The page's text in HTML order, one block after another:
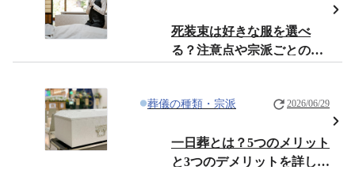
死装束は好きな服を選べ
る？注意点や宗派ごとの違
葬儀の種類・宗派 2026/06/29
一日葬とは？5つのメリット
と3つのデメリットを詳しく